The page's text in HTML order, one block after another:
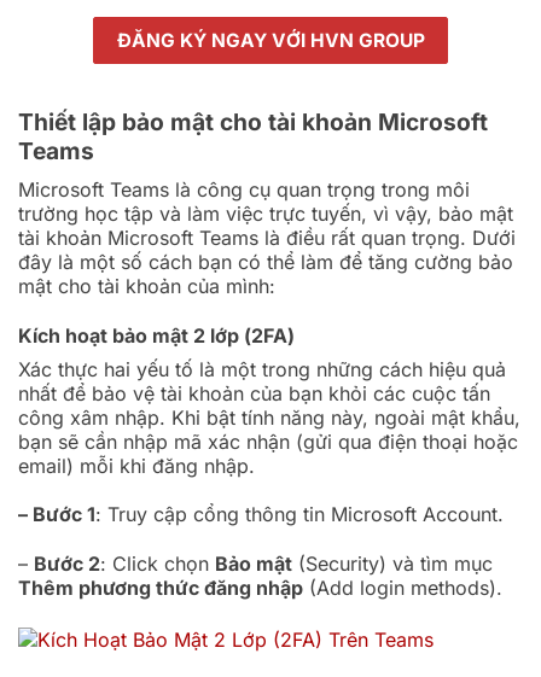
ĐĂNG KÝ NGAY VỚI HVN GROUP
Thiết lập bảo mật cho tài khoản Microsoft
Teams
Microsoft Teams là công cụ quan trọng trong môi
trường học tập và làm việc trực tuyến, vì vậy, bảo mật
tài khoản Microsoft Teams là điều rất quan trọng. Dưới
đây là một số cách bạn có thể làm để tăng cường bảo
mật cho tài khoản của mình:
Kích hoạt bảo mật 2 lớp (2FA)
Xác thực hai yếu tố là một trong những cách hiệu quả
nhất để bảo vệ tài khoản của bạn khỏi các cuộc tấn
công xâm nhập. Khi bật tính năng này, ngoài mật khẩu,
bạn sẽ cần nhập mã xác nhận (gửi qua điện thoại hoặc
email) mỗi khi đăng nhập.
– Bước 1: Truy cập cổng thông tin Microsoft Account.
– Bước 2: Click chọn Bảo mật (Security) và tìm mục
Thêm phương thức đăng nhập (Add login methods).